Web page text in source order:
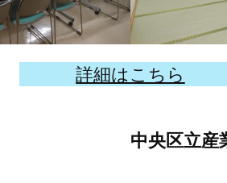
詳細はこちら
中央区立産